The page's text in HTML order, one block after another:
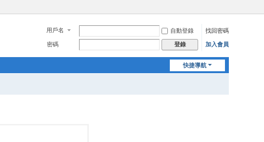
用戶名 自動登錄
找回密碼
密碼
登錄 加入會員
快捷導航